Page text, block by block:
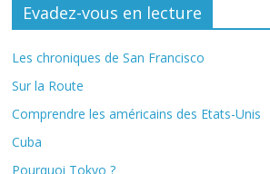
Evadez-vous en lecture
Les chroniques de San Francisco
Sur la Route
Comprendre les américains des Etats-Unis
Cuba
Pourquoi Tokyo ?